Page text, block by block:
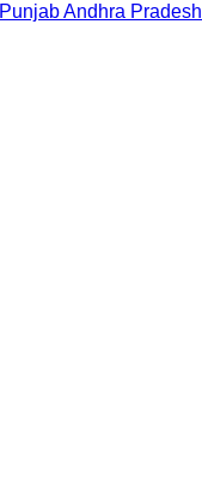
PunjabAndhra Pradesh